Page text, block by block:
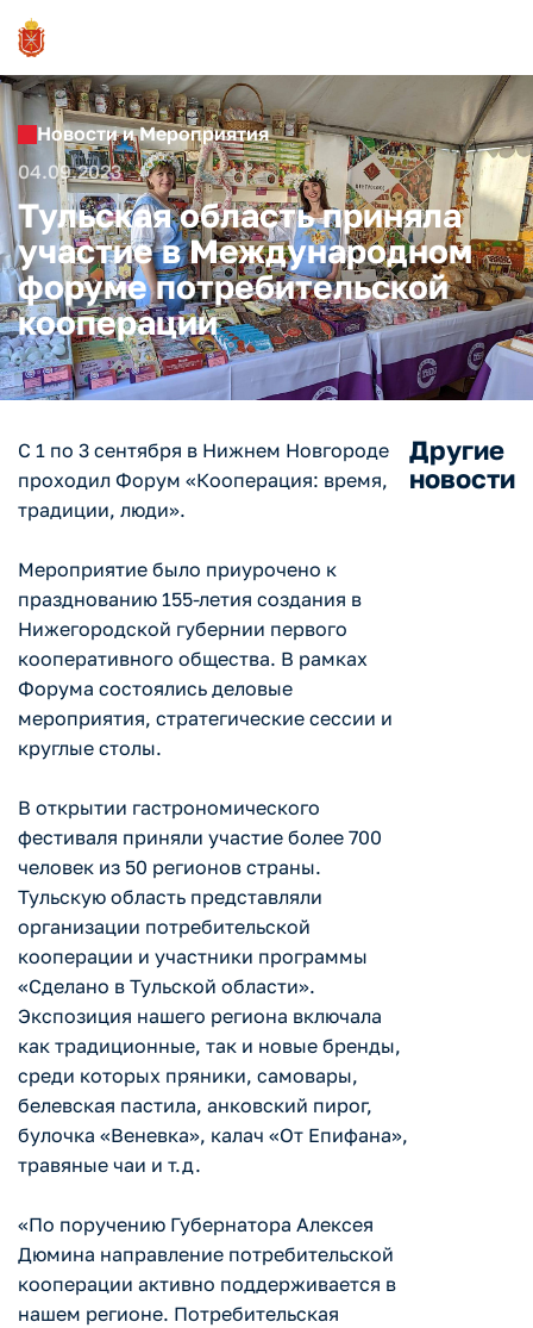
Новости и Мероприятия
04.09.2023
Тульская область приняла
участие в Международном
форуме потребительской
кооперации
С 1 по 3 сентября в Нижнем Новгороде
проходил Форум «Кооперация: время,
традиции, люди».
Мероприятие было приурочено к
празднованию 155-летия создания в
Нижегородской губернии первого
кооперативного общества. В рамках
Форума состоялись деловые
мероприятия, стратегические сессии и
круглые столы.
В открытии гастрономического
фестиваля приняли участие более 700
человек из 50 регионов страны.
Тульскую область представляли
организации потребительской
кооперации и участники программы
«Сделано в Тульской области».
Экспозиция нашего региона включала
как традиционные, так и новые бренды,
среди которых пряники, самовары,
белевская пастила, анковский пирог,
булочка «Веневка», калач «От Епифана»,
травяные чаи и т.д.
«По поручению Губернатора Алексея
Дюмина направление потребительской
кооперации активно поддерживается в
нашем регионе. Потребительская
Другие
новости